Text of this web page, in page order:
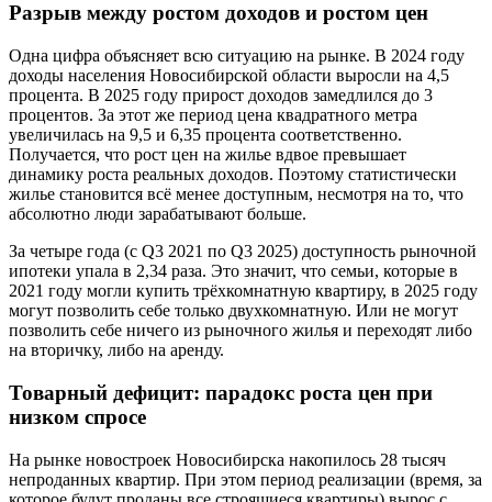
Разрыв между ростом доходов и ростом цен
Одна цифра объясняет всю ситуацию на рынке. В 2024 году
доходы населения Новосибирской области выросли на 4,5
процента. В 2025 году прирост доходов замедлился до 3
процентов. За этот же период цена квадратного метра
увеличилась на 9,5 и 6,35 процента соответственно.
Получается, что рост цен на жилье вдвое превышает
динамику роста реальных доходов. Поэтому статистически
жилье становится всё менее доступным, несмотря на то, что
абсолютно люди зарабатывают больше.
За четыре года (с Q3 2021 по Q3 2025) доступность рыночной
ипотеки упала в 2,34 раза. Это значит, что семьи, которые в
2021 году могли купить трёхкомнатную квартиру, в 2025 году
могут позволить себе только двухкомнатную. Или не могут
позволить себе ничего из рыночного жилья и переходят либо
на вторичку, либо на аренду.
Товарный дефицит: парадокс роста цен при
низком спросе
На рынке новостроек Новосибирска накопилось 28 тысяч
непроданных квартир. При этом период реализации (время, за